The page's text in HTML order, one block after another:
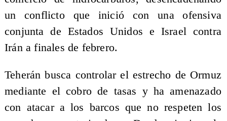
un conflicto que inició con una ofensiva
conjunta de Estados Unidos e Israel contra
Irán a finales de febrero.
Teherán busca controlar el estrecho de Ormuz
mediante el cobro de tasas y ha amenazado
con atacar a los barcos que no respeten los